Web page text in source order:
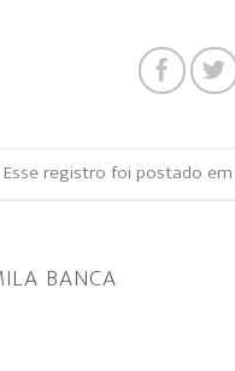
Esse registro foi postado em
BANCA